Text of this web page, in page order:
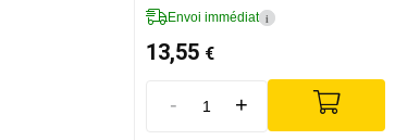
Envoi immédiat i
13,55 €
- +